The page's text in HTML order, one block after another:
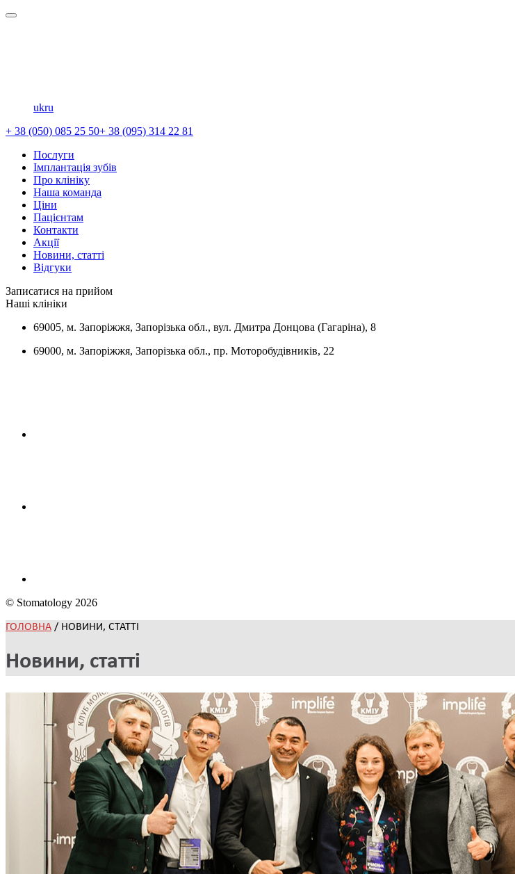
ukru
+ 38 (050) 085 25 50+ 38 (095) 314 22 81
Послуги
Імплантація зубів
Про клініку
Наша команда
Ціни
Пацієнтам
Контакти
Акції
Новини, статті
Відгуки
Записатися на прийом
Наші клініки
69005, м. Запоріжжя, Запорізька обл., вул. Дмитра Донцова (Гагаріна), 8
69000, м. Запоріжжя, Запорізька обл., пр. Моторобудівників, 22
© Stomatology 2026
ГОЛОВНА / НОВИНИ, СТАТТІ
Новини, статті